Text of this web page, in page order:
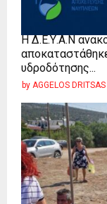
Η Δ.Ε.Υ.Α.Ν
υδροδότησης...
by AGGELOS DRITSAS